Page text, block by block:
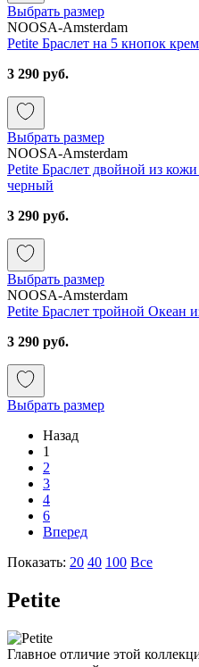
Выбрать размер
NOOSA-Amsterdam
Petite Браслет на 5 кнопок
3 290 руб.
Выбрать размер
NOOSA-Amsterdam
Petite Браслет двойной из
черный
3 290 руб.
Выбрать размер
NOOSA-Amsterdam
Petite Браслет тройной Океан
3 290 руб.
Выбрать размер
Назад
1
2
3
4
6
Вперед
Показать: 20 40 100 Все
Petite
Главное отличие этой